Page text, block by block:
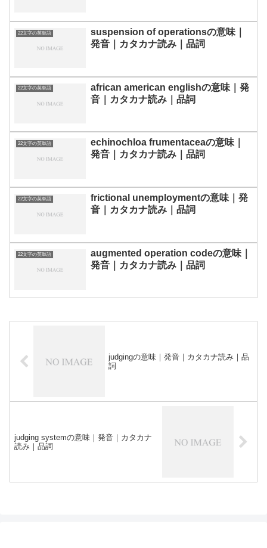
22文字の英単語
suspension of operationsの意味｜
発音｜カタカナ読み｜品詞
22文字の英単語
african american englishの意味｜発
音｜カタカナ読み｜品詞
22文字の英単語
echinochloa frumentaceaの意味｜
発音｜カタカナ読み｜品詞
22文字の英単語
frictional unemploymentの意味｜発
音｜カタカナ読み｜品詞
22文字の英単語
augmented operation codeの意味｜
発音｜カタカナ読み｜品詞
judgingの意味｜発音｜カタカナ読み｜品
詞
judging systemの意味｜発音｜カタカナ
読み｜品詞